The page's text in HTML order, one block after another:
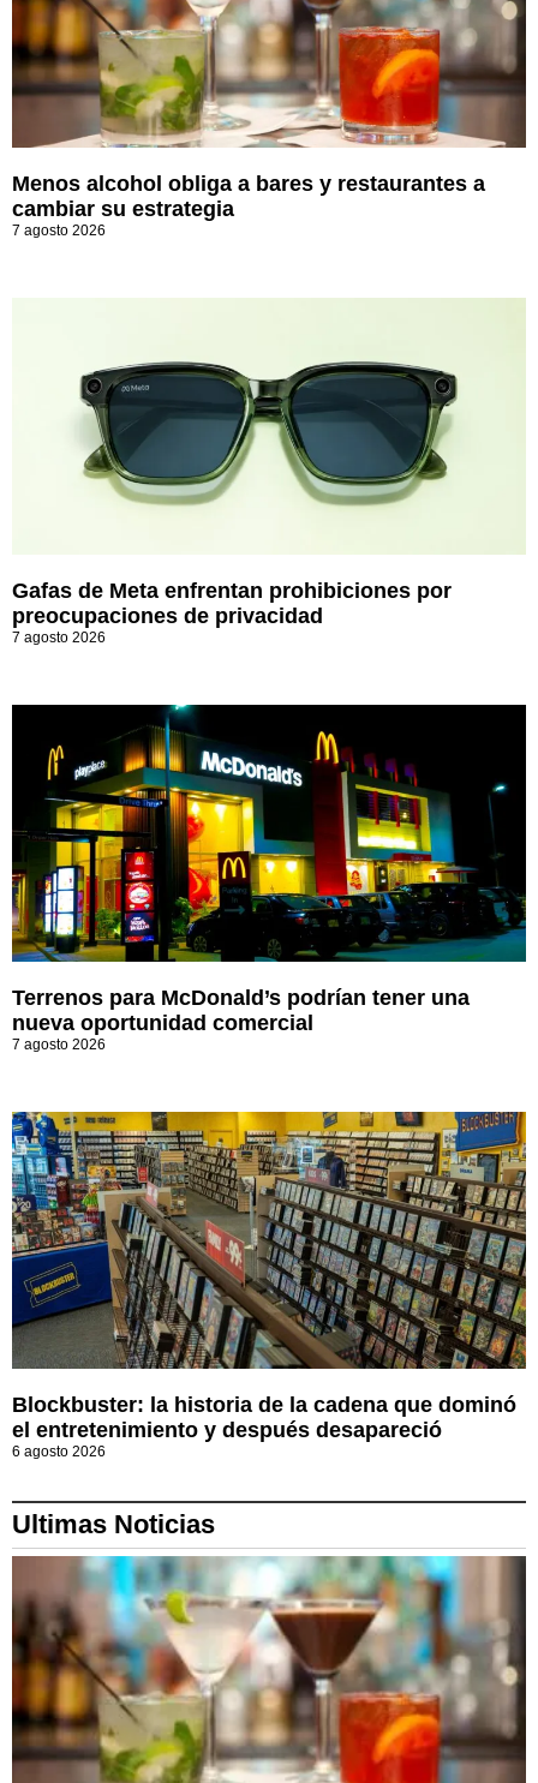
Menos alcohol obliga a bares y restaurantes a
cambiar su estrategia
7 agosto 2026
Gafas de Meta enfrentan prohibiciones por
preocupaciones de privacidad
7 agosto 2026
Terrenos para McDonald’s podrían tener una
nueva oportunidad comercial
7 agosto 2026
Blockbuster: la historia de la cadena que dominó
el entretenimiento y después desapareció
6 agosto 2026
Ultimas Noticias